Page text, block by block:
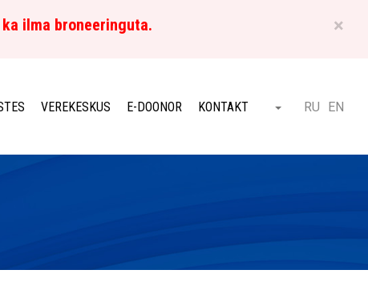
×
ilma broneeringuta.
VEREKESKUS E-DOONOR KONTAKT Otsi ET
RU EN